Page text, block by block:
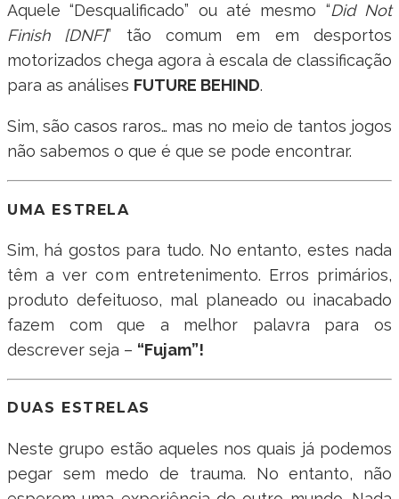
Aquele “Desqualificado” ou até mesmo “Did Not
Finish [DNF]” tão comum em em desportos
motorizados chega agora à escala de classificação
para as análises FUTURE BEHIND.
Sim, são casos raros… mas no meio de tantos jogos
não sabemos o que é que se pode encontrar.
UMA ESTRELA
Sim, há gostos para tudo. No entanto, estes nada
têm a ver com entretenimento. Erros primários,
produto defeituoso, mal planeado ou inacabado
fazem com que a melhor palavra para os
descrever seja – “Fujam”!
DUAS ESTRELAS
Neste grupo estão aqueles nos quais já podemos
pegar sem medo de trauma. No entanto, não